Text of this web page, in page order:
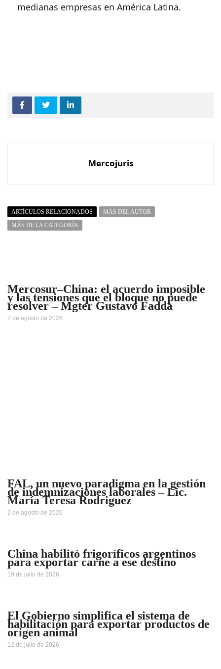
medianas empresas en América Latina.
Mercojuris
ARTÍCULOS RELACIONADOS
MÁS DEL AUTOR
MÁS DE LA CATEGORÍA
Mercosur–China: el acuerdo imposible
y las tensiones que el bloque no puede
resolver – Mgter Gustavo Fadda
2 de agosto de 2026
FAL, un nuevo paradigma en la gestión
de indemnizaciones laborales – Lic.
María Teresa Rodriguez
2 de agosto de 2026
China habilitó frigoríficos argentinos
para exportar carne a ese destino
19 de julio de 2026
El Gobierno simplifica el sistema de
habilitación para exportar productos de
origen animal
12 de julio de 2026